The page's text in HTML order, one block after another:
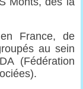
France, de
au sein
(Fédération